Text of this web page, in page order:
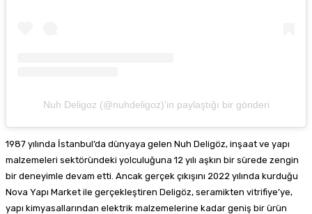
Nuh Deligoz (@nuhdeligoz)'in paylaştığı bir gönderi
1987 yılında İstanbul’da dünyaya gelen Nuh Deligöz, inşaat ve yapı
malzemeleri sektöründeki yolculuğuna 12 yılı aşkın bir sürede zengin
bir deneyimle devam etti. Ancak gerçek çıkışını 2022 yılında kurduğu
Nova Yapı Market ile gerçekleştiren Deligöz, seramikten vitrifiye’ye,
yapı kimyasallarından elektrik malzemelerine kadar geniş bir ürün